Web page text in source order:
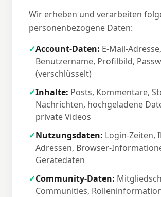
Wir erheben und verarbeiten
personenbezogene Daten:
✓Account-Daten: E-Mail-Adresse,
Benutzername, Profilbild,
(verschlüsselt)
✓Inhalte: Posts, Kommentare,
Nachrichten, hochgeladene
private Videos
✓Nutzungsdaten: Login-Zeiten,
Adressen, Browser-
Gerätedaten
✓Community-Daten:
Communities,